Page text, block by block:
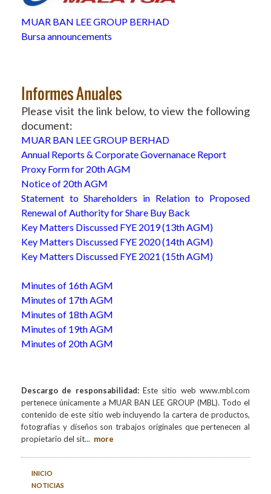
MUAR BAN LEE GROUP BERHAD
Bursa announcements
Informes Anuales
Please visit the link below, to view the following
document:
MUAR BAN LEE GROUP BERHAD
Annual Reports & Corporate Governanace Report
Proxy Form for 20th AGM
Notice of 20th AGM
Statement to Shareholders in Relation to Proposed
Renewal of Authority for Share Buy Back
Key Matters Discussed FYE 2019 (13th AGM)
Key Matters Discussed FYE 2020 (14th AGM)
Key Matters Discussed FYE 2021 (15th AGM)
Minutes of 16th AGM
Minutes of 17th AGM
Minutes of 18th AGM
Minutes of 19th AGM
Minutes of 20th AGM
Descargo de responsabilidad: Este sitio web www.mbl.com
pertenece únicamente a MUAR BAN LEE GROUP (MBL). Todo el
contenido de este sitio web incluyendo la cartera de productos,
fotografías y diseños son trabajos originales que pertenecen al
propietario del sit... more
INICIO
NOTICIAS